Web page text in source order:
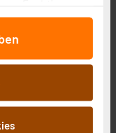
und die Zugriffe
geben
und
diese
Daten
haben oder die